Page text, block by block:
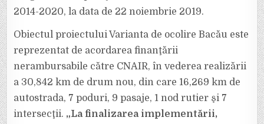
2014-2020, la data de 22 noiembrie 2019.
Obiectul proiectului Varianta de ocolire Bacău este
reprezentat de acordarea finanţării
nerambursabile către CNAIR, în vederea realizării
a 30,842 km de drum nou, din care 16,269 km de
autostrada, 7 poduri, 9 pasaje, 1 nod rutier şi 7
intersecţii. „La finalizarea implementării,